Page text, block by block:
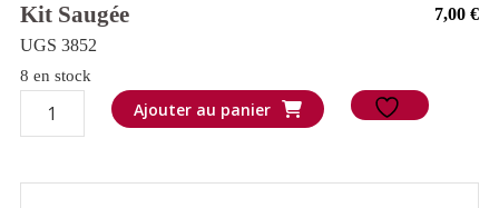
Kit Saugée 7,00€
UGS 3852
8 en stock
quantité
de
Ajouter au panier